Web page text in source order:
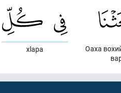
Оаха
хlара